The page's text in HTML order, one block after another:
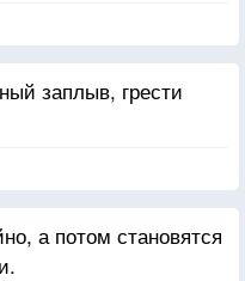
заплыв, грести
а потом становятся